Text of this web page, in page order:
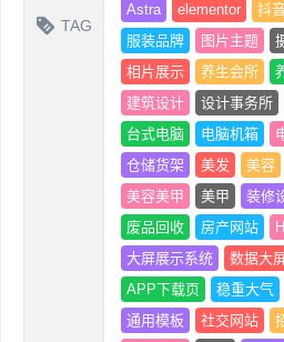
TAG
Astra
elementor 抖
服装品牌
图片主题
相片展示
养生会所
建筑设计
设计事务所
台式电脑
电脑机箱
仓储货架
美发 美容
美容美甲
美甲 装修
废品回收
房产网站
大屏展示系统
数据大
APP下载页
稳重大气
通用模板
社交网站